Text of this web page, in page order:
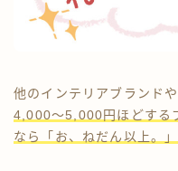
他のインテリアブランド
4,000〜5,000円ほどする
なら「お、ねだん以上。